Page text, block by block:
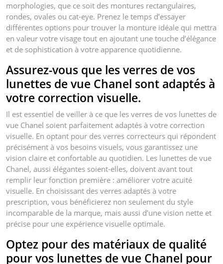
morphologies, que ce soit des montures rectangulaires,
rondes, ovales ou cat-eye. Prenez le temps d’essayer
différentes options pour trouver la monture idéale qui mettra
en valeur votre visage tout en ajoutant une touche d’élégance
et de sophistication à votre apparence quotidienne.
Assurez-vous que les verres de vos
lunettes de vue Chanel sont adaptés à
votre correction visuelle.
Il est essentiel de veiller à ce que les verres de vos lunettes de
vue Chanel soient parfaitement adaptés à votre correction
visuelle. En optant pour des verres correcteurs qui répondent
précisément à vos besoins visuels, vous garantissez une
vision claire et confortable au quotidien. Les lunettes de vue
Chanel, aussi élégantes soient-elles, doivent avant tout
remplir leur fonction première : améliorer votre acuité
visuelle. En choisissant des verres adaptés à votre
prescription, vous bénéficierez non seulement du style
incomparable de la marque, mais aussi d’une vision nette et
précise pour une expérience visuelle optimale.
Optez pour des matériaux de qualité
pour vos lunettes de vue Chanel pour